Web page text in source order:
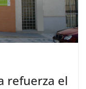
refuerza el